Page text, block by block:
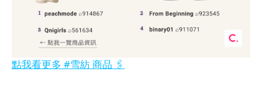
點我看更多 #雪紡 商品 🖇️